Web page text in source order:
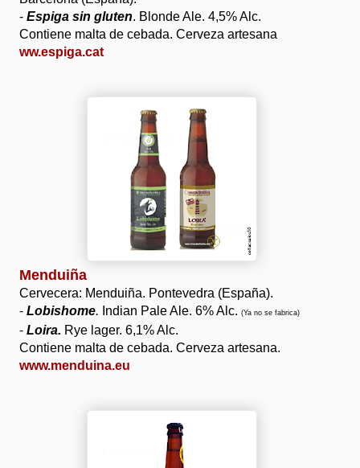
- Espiga sin gluten. Blonde Ale. 4,5% Alc.
Contiene malta de cebada. Cerveza artesana
ww.espiga.cat
Menduiña
Cervecera: Menduiña. Pontevedra (España).
- Lobishome. Indian Pale Ale. 6% Alc. (Ya no se fabrica)
- Loira. Rye lager. 6,1% Alc.
Contiene malta de cebada. Cerveza artesana.
www.menduina.eu